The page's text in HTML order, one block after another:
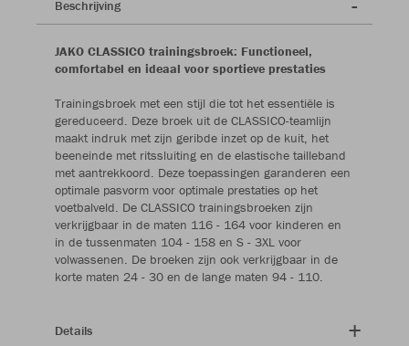
Beschrijving
JAKO CLASSICO trainingsbroek: Functioneel,
comfortabel en ideaal voor sportieve prestaties
Trainingsbroek met een stijl die tot het essentiële is
gereduceerd. Deze broek uit de CLASSICO-teamlijn
maakt indruk met zijn geribde inzet op de kuit, het
beeneinde met ritssluiting en de elastische tailleband
met aantrekkoord. Deze toepassingen garanderen een
optimale pasvorm voor optimale prestaties op het
voetbalveld. De CLASSICO trainingsbroeken zijn
verkrijgbaar in de maten 116 - 164 voor kinderen en
in de tussenmaten 104 - 158 en S - 3XL voor
volwassenen. De broeken zijn ook verkrijgbaar in de
korte maten 24 - 30 en de lange maten 94 - 110.
Details